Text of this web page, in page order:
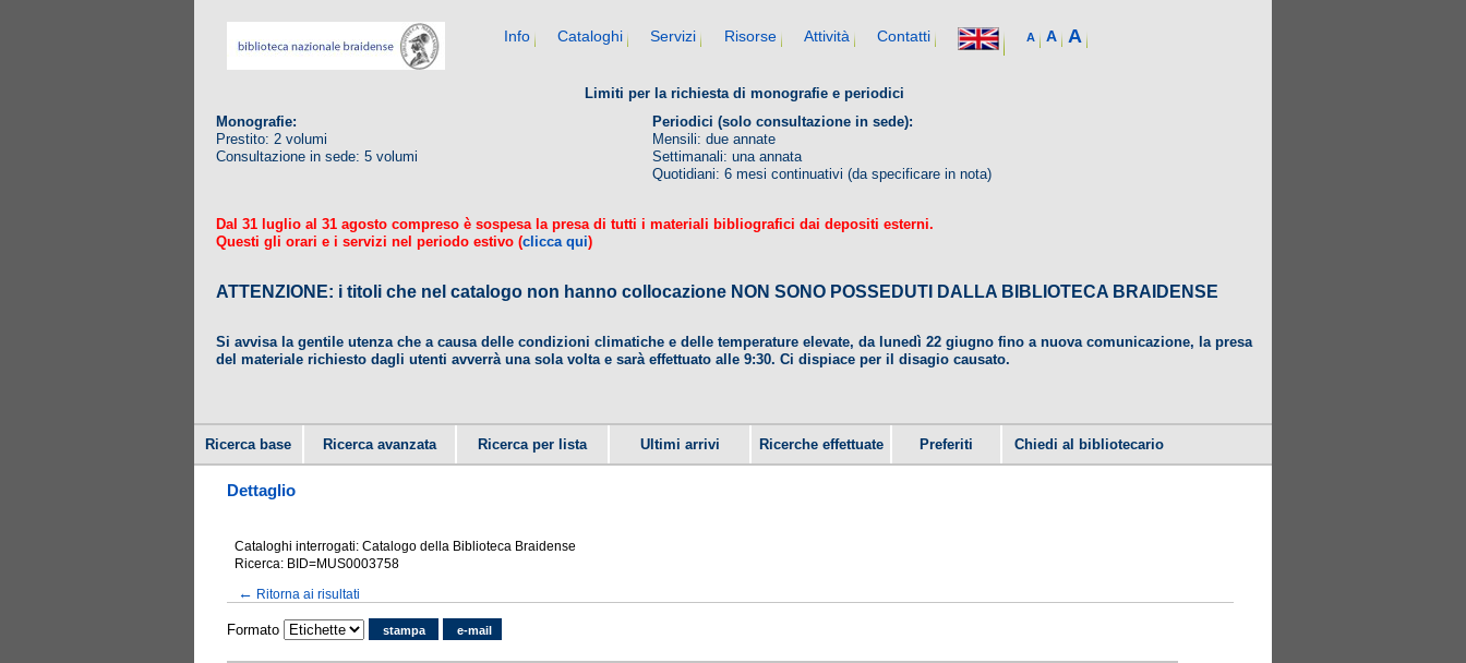
Info Cataloghi Servizi Risorse Attività Contatti A A A
Limiti per la richiesta di monografie e periodici
Monografie:
Periodici (solo consultazione in sede):
Prestito: 2 volumi
Mensili: due annate
Consultazione in sede: 5 volumi
Settimanali: una annata
Quotidiani: 6 mesi continuativi (da specificare in nota)
Dal 31 luglio al 31 agosto compreso è sospesa la presa di tutti i materiali bibliografici dai depositi esterni.
Questi gli orari e i servizi nel periodo estivo (clicca qui)
ATTENZIONE: i titoli che nel catalogo non hanno collocazione NON SONO POSSEDUTI DALLA BIBLIOTECA BRAIDENSE
Si avvisa la gentile utenza che a causa delle condizioni climatiche e delle temperature elevate, da lunedì 22 giugno fino a nuova comunicazione, la presa
del materiale richiesto dagli utenti avverrà una sola volta e sarà effettuato alle 9:30. Ci dispiace per il disagio causato.
Ricerca base Ricerca avanzata Ricerca per lista Ultimi arrivi Ricerche effettuate Preferiti Chiedi al bibliotecario
Dettaglio
Cataloghi interrogati: Catalogo della Biblioteca Braidense
Ricerca: BID=MUS0003758
← Ritorna ai risultati
Formato stampa e-mail